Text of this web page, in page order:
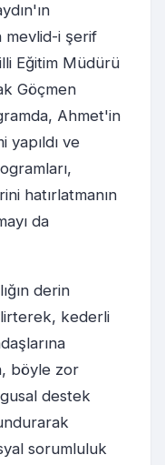
mevlid-i şerif
Eğitim Müdürü
Göçmen
Ahmet'in
yapıldı ve
hatırlatmanın
da
derin
kederli
böyle zor
destek
sorumluluk